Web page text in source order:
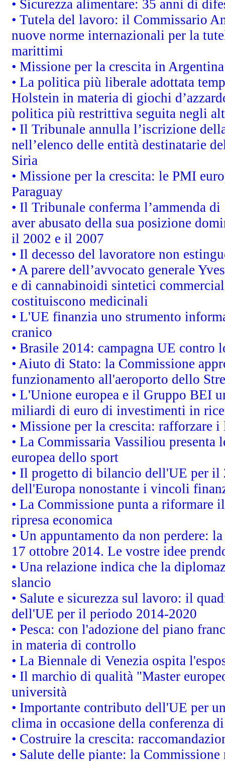
• Sicurezza alimentare: 35 anni di
• Tutela del lavoro: il Commissario
nuove norme internazionali per la
marittimi
• Missione per la crescita in
• La politica più liberale adottata
Holstein in materia di giochi
politica più restrittiva seguita negli
• Il Tribunale annulla l’iscrizione
nell’elenco delle entità destinatarie
Siria
• Missione per la crescita: le PMI
Paraguay
• Il Tribunale conferma l’ammenda
aver abusato della sua posizione
il 2002 e il 2007
• Il decesso del lavoratore non
• A parere dell’avvocato generale
e di cannabinoidi sintetici
costituiscono medicinali
• L'UE finanzia uno strumento
cranico
• Brasile 2014: campagna UE contro
• Aiuto di Stato: la Commissione
funzionamento all'aeroporto dello
• L'Unione europea e il Gruppo BEI
miliardi di euro di investimenti in
• Missione per la crescita: rafforzare
• La Commissaria Vassiliou
europea dello sport
• Il progetto di bilancio dell'UE per il
dell'Europa nonostante i vincoli
• La Commissione punta a riformare
ripresa economica
• Un appuntamento da non perdere:
17 ottobre 2014. Le vostre idee
• Una relazione indica che la
slancio
• Salute e sicurezza sul lavoro: il
dell'UE per il periodo 2014-2020
• Pesca: con l'adozione del piano
in materia di controllo
• La Biennale di Venezia ospita
• Il marchio di qualità "Master
università
• Importante contributo dell'UE per
clima in occasione della conferenza
• Costruire la crescita:
• Salute delle piante: la